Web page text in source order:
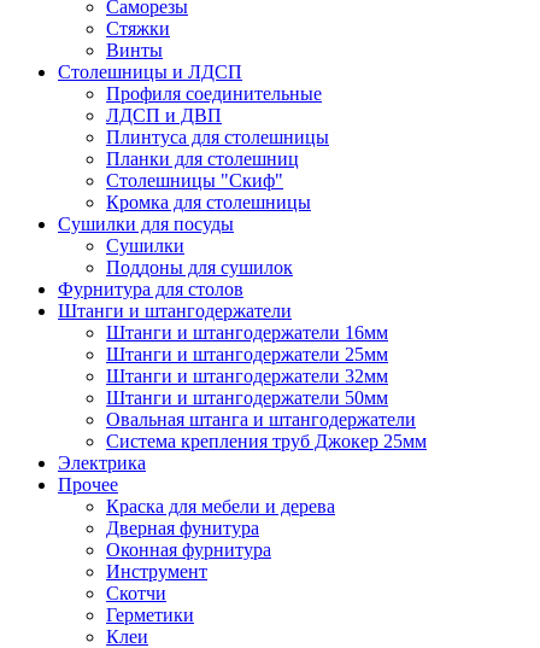
Саморезы
Стяжки
Винты
Столешницы и ЛДСП
Профиля соединительные
ЛДСП и ДВП
Плинтуса для столешницы
Планки для столешниц
Столешницы "Скиф"
Кромка для столешницы
Сушилки для посуды
Сушилки
Поддоны для сушилок
Фурнитура для столов
Штанги и штангодержатели
Штанги и штангодержатели 16мм
Штанги и штангодержатели 25мм
Штанги и штангодержатели 32мм
Штанги и штангодержатели 50мм
Овальная штанга и штангодержатели
Система крепления труб Джокер 25мм
Электрика
Прочее
Краска для мебели и дерева
Дверная фунитура
Оконная фурнитура
Инструмент
Скотчи
Герметики
Клеи